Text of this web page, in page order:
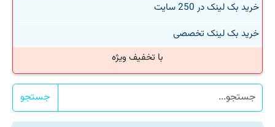
خرید بک لینک در 250 سایت
خرید بک لینک تخصصی
با تخفیف ویژه
جستجو